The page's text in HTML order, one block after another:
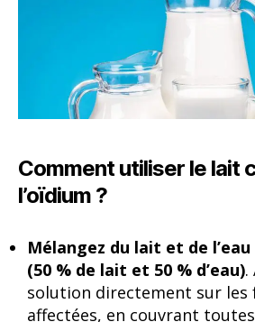
Comment utiliser le lait
l’oïdium ?
Mélangez du lait et de
(50 % de lait et 50 % d’eau).
solution directement sur les
affectées, en couvrant